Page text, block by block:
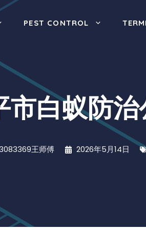
PEST CONTROL
市白蚁防治
王师傅 2026年5月14日